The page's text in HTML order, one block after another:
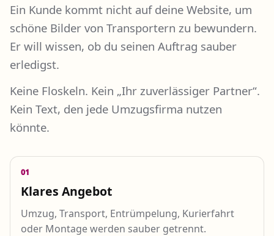
Ein Kunde kommt nicht auf deine Website, um
schöne Bilder von Transportern zu bewundern.
Er will wissen, ob du seinen Auftrag sauber
erledigst.
Keine Floskeln. Kein „Ihr zuverlässiger Partner“.
Kein Text, den jede Umzugsfirma nutzen
könnte.
01
Klares Angebot
Umzug, Transport, Entrümpelung, Kurierfahrt
oder Montage werden sauber getrennt.